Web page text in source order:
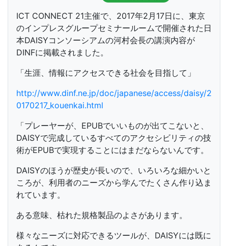
ICT CONNECT 21主催で、2017年2月17日に、東京
のインプレスグループセミナールームで開催された日
本DAISYコンソーシアムの河村会長の講演内容が
DINFに掲載されました。
「生涯、情報にアクセスできる社会を目指して」
http://www.dinf.ne.jp/doc/japanese/access/daisy/2
0170217_kouenkai.html
「プレーヤーが、EPUBでいいものが出てこないと、
DAISYで完成しているすべてのアクセシビリティの技
術がEPUBで実現することにはまだならないんです。
DAISYのほうが歴史が長いので、いろいろな細かいと
ころが、利用者のニーズから学んでたくさん作り込ま
れています。
ある意味、枯れた規格製品のよさがあります。
様々なニーズに対応できるツールが、DAISYには既に